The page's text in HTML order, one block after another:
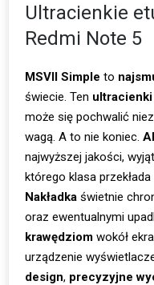
Ultracienkie
Redmi Note 5
MSVII Simple to
świecie. Ten ultracienki
może się pochwalić
wagą. A to nie koniec.
najwyższej jakości,
którego klasa
Nakładka świetnie
oraz ewentualnymi
krawędziom wokół
urządzenie
design, precyzyjne